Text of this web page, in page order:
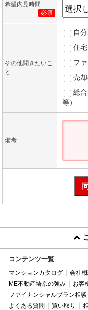
希望内見時間
必須
その他聞きたいこ
と
自
住
フ
売
総
等）
備考
コンテンツ一覧
マンションカタログ 会社
ME不動産埼京の強み
お客
ファイナンシャルプラン相談
よくある質問
買い取り